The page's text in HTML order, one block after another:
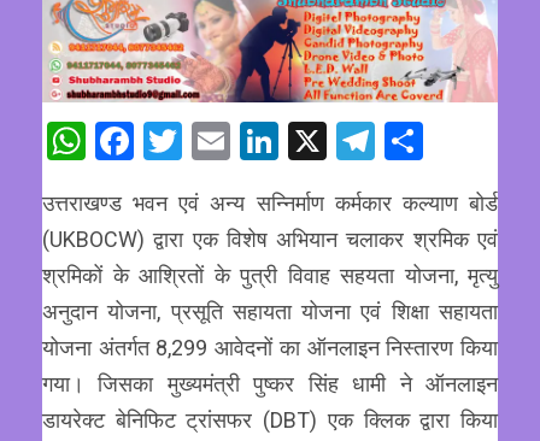
WhatsApp
Facebook
Twitter
EmailLinkedIn
X Telegram
उत्तराखण्ड भवन एवं अन्य सन्निर्माण कर्मकार कल्याण बोर्ड
(UKBOCW) द्वारा एक विशेष अभियान चलाकर श्रमिक एवं
श्रमिकों के आश्रितों के पुत्री विवाह सहयता योजना, मृत्यु
अनुदान योजना, प्रसूति सहायता योजना एवं शिक्षा सहायता
योजना अंतर्गत 8,299 आवेदनों का ऑनलाइन निस्तारण किया
गया। जिसका मुख्यमंत्री पुष्कर सिंह धामी ने ऑनलाइन
डायरेक्ट बेनिफिट ट्रांसफर (DBT) एक क्लिक द्वारा किया